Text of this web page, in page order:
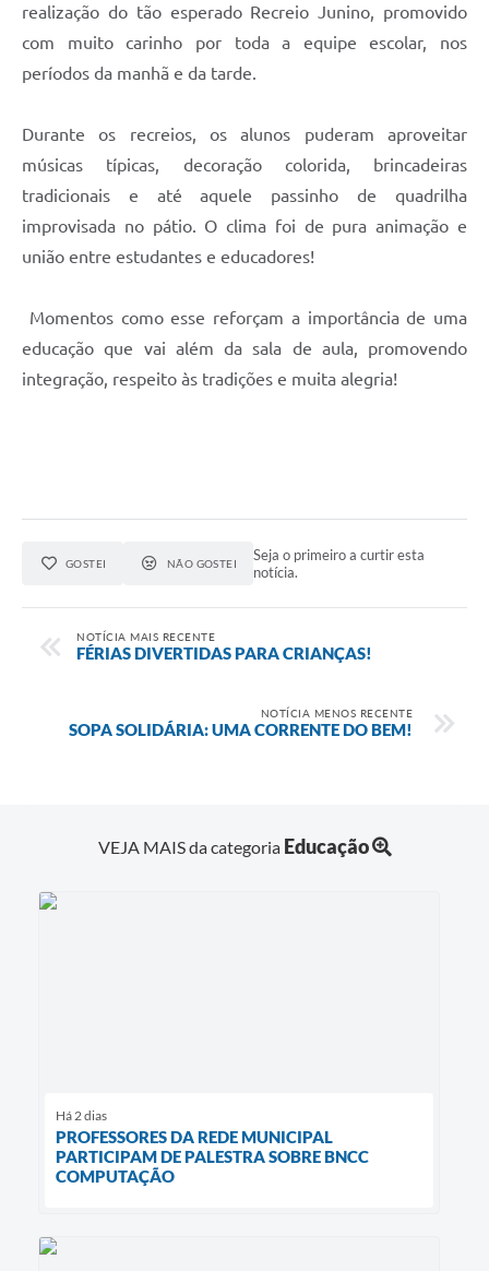
realização do tão esperado Recreio Junino, promovido
com muito carinho por toda a equipe escolar, nos
períodos da manhã e da tarde.
Durante os recreios, os alunos puderam aproveitar
músicas típicas, decoração colorida, brincadeiras
tradicionais e até aquele passinho de quadrilha
improvisada no pátio. O clima foi de pura animação e
união entre estudantes e educadores!
Momentos como esse reforçam a importância de uma
educação que vai além da sala de aula, promovendo
integração, respeito às tradições e muita alegria!
GOSTEI NÃO GOSTEI
Seja o primeiro a curtir esta
notícia.
NOTÍCIA MAIS RECENTE
FÉRIAS DIVERTIDAS PARA CRIANÇAS!
NOTÍCIA MENOS RECENTE
SOPA SOLIDÁRIA: UMA CORRENTE DO BEM!
VEJA MAIS da categoria Educação
Há 2 dias
PROFESSORES DA REDE MUNICIPAL
PARTICIPAM DE PALESTRA SOBRE BNCC
COMPUTAÇÃO